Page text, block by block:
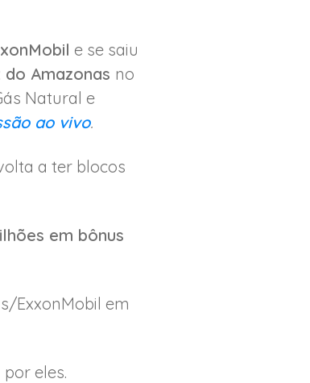
e se saiu
Amazonas no
Natural e
ao vivo.
a ter blocos
em bônus
ExxonMobil em
eles.